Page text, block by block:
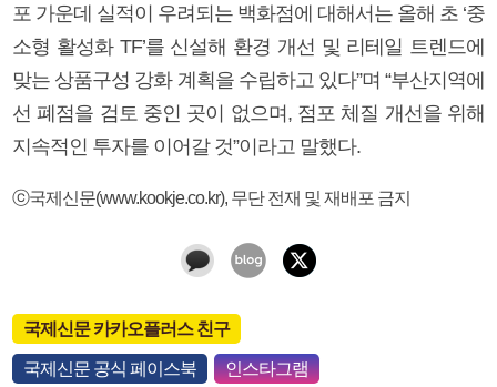
포 가운데 실적이 우려되는 백화점에 대해서는 올해 초 ‘중
소형 활성화 TF’를 신설해 환경 개선 및 리테일 트렌드에
맞는 상품구성 강화 계획을 수립하고 있다”며 “부산지역에
선 폐점을 검토 중인 곳이 없으며, 점포 체질 개선을 위해
지속적인 투자를 이어갈 것”이라고 말했다.
ⓒ국제신문(www.kookje.co.kr), 무단 전재 및 재배포 금지
국제신문 카카오플러스 친구
국제신문 공식 페이스북 인스타그램